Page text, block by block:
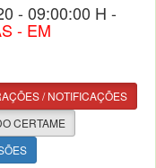
- 09:00:00 H -
- EM
/ NOTIFICAÇÕES
CERTAME